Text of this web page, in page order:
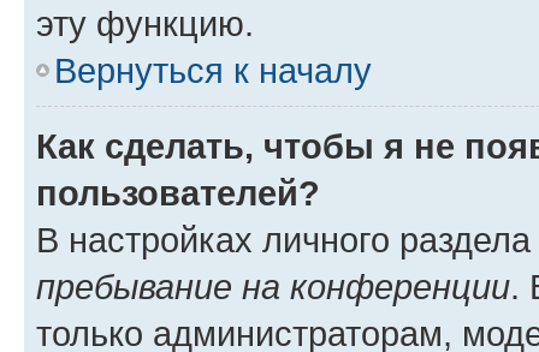
эту функцию.
Вернуться к началу
Как сделать, чтобы я не
пользователей?
В настройках личного
пребывание на конференции.
только администраторам,